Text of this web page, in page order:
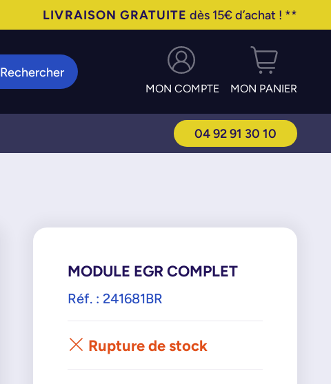
LIVRAISON GRATUITE dès 15€ d’achat ! **
Rechercher
MON COMPTE MON PANIER
04 92 91 30 10
MODULE EGR COMPLET
Réf. : 241681BR
Rupture de stock